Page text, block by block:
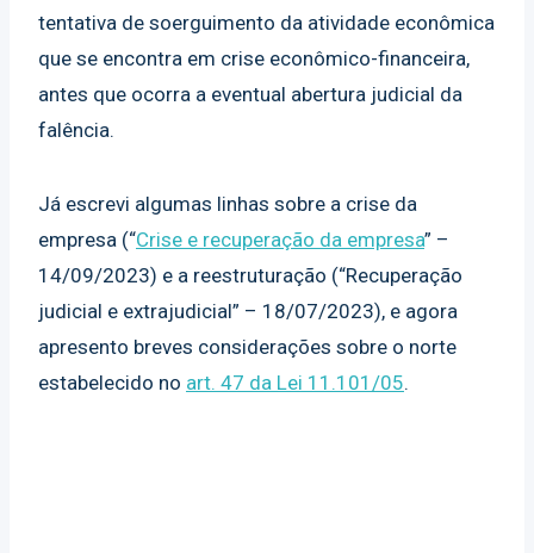
tentativa de soerguimento da atividade econômica
que se encontra em crise econômico-financeira,
antes que ocorra a eventual abertura judicial da
falência.
Já escrevi algumas linhas sobre a crise da
empresa (“Crise e recuperação da empresa” –
14/09/2023) e a reestruturação (“Recuperação
judicial e extrajudicial” – 18/07/2023), e agora
apresento breves considerações sobre o norte
estabelecido no art. 47 da Lei 11.101/05.